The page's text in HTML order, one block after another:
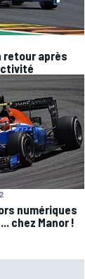
retour après
numériques
chez Manor !